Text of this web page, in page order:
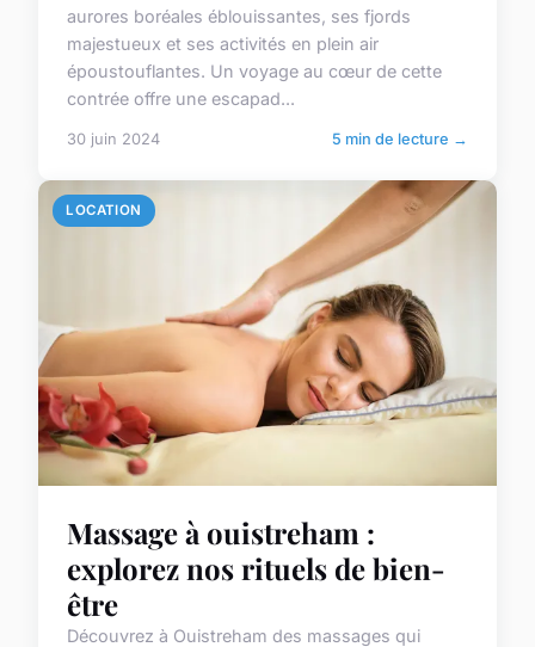
aurores boréales éblouissantes, ses fjords
majestueux et ses activités en plein air
époustouflantes. Un voyage au cœur de cette
contrée offre une escapad...
30 juin 2024 5 min de lecture →
LOCATION
Massage à ouistreham :
explorez nos rituels de bien-
être
Découvrez à Ouistreham des massages qui